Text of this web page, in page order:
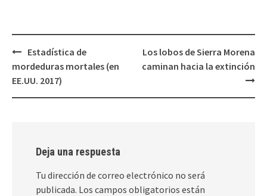
Navegación
de
entradas
Estadística de
mordeduras mortales (en
EE.UU. 2017)
Los lobos de Sierra Morena
caminan hacia la extinción
Deja una respuesta
Tu dirección de correo electrónico no será
publicada. Los campos obligatorios están